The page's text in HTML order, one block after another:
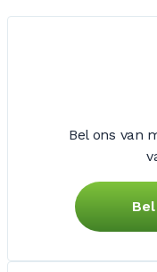
Bel ons van
Bel